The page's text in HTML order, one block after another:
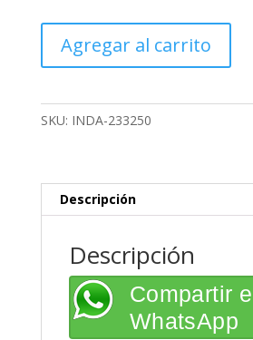
Instalaciones
cantidad
Agregar al carrito
SKU: INDA-233250
Descripción
Descripción
Compartir
WhatsApp